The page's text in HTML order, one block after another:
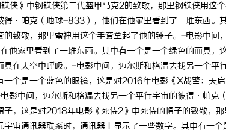
侠》中钢铁侠第二代盔甲马克2的致敬，那里钢铁侠用这
得·帕克（地球-833），他们在他家里看到了一堆东西。
的致敬，那里雷神用这个手套拿起了他的锤子。-电影中
他家里看到了一堆东西。其中有一个是一个绿色的面具，
具在太空中呼吸。-电影中间，迈尔斯和格温去找另一个
一个是一个蓝色的眼镜，这是对2016年电影《X战警：天
影中间，迈尔斯和格温去找另一个平行宇宙的彼得·帕
子，这是对2018年电影《死侍2》中死侍的帽子的致敬，
宇宙通讯器联系时，通讯器上显示了一些数字。其中有